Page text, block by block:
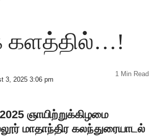
களத்தில்…!
3, 2025 3:06 pm
1 Min Read
ஞாயிற்றுக்கிழமை
மாதாந்திர கலந்துரையாடல்